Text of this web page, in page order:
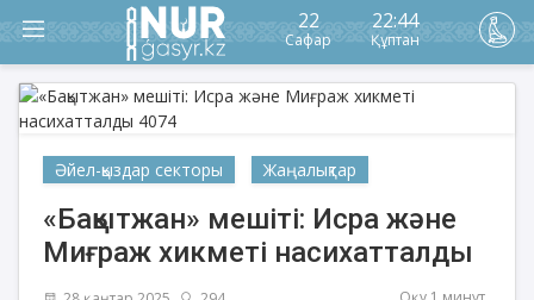
22
Сафар
22:44
Құптан
Әйел-қыздар секторы Жаңалықтар
«Бақытжан» мешіті: Исра және
Миғраж хикметі насихатталды